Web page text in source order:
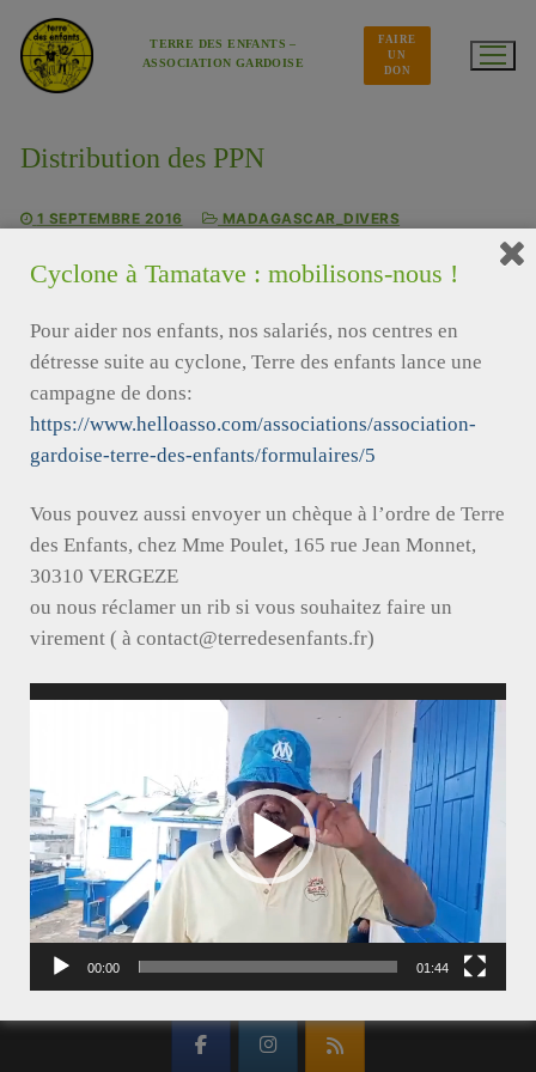
contenu
TERRE DES ENFANTS –
ASSOCIATION GARDOISE
FAIRE
UN
DON
Distribution des PPN
1 SEPTEMBRE 2016 MADAGASCAR_DIVERS
Distribution des produits de première nécessité aux
Tamatave.
SUIVEZ TERRE DES ENFANTS
Cyclone à Tamatave : mobilisons-nous !
Pour aider nos enfants, nos salariés, nos centres en
détresse suite au cyclone, Terre des enfants lance une
campagne de dons:
https://www.helloasso.com/associations/association-
gardoise-terre-des-enfants/formulaires/5
Vous pouvez aussi envoyer un chèque à l’ordre de Terre
des Enfants, chez Mme Poulet, 165 rue Jean Monnet,
30310 VERGEZE
ou nous réclamer un rib si vous souhaitez faire un
virement ( à contact@terredesenfants.fr)
Lecteur
00:00 01:44